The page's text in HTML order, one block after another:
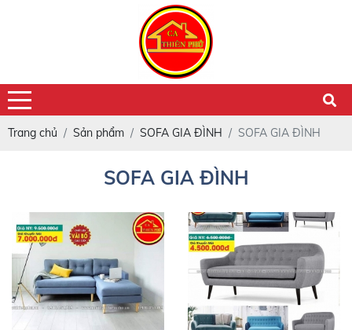
Trang chủ Sản phẩm SOFA GIA ĐÌNH SOFA GIA ĐÌNH
SOFA GIA ĐÌNH